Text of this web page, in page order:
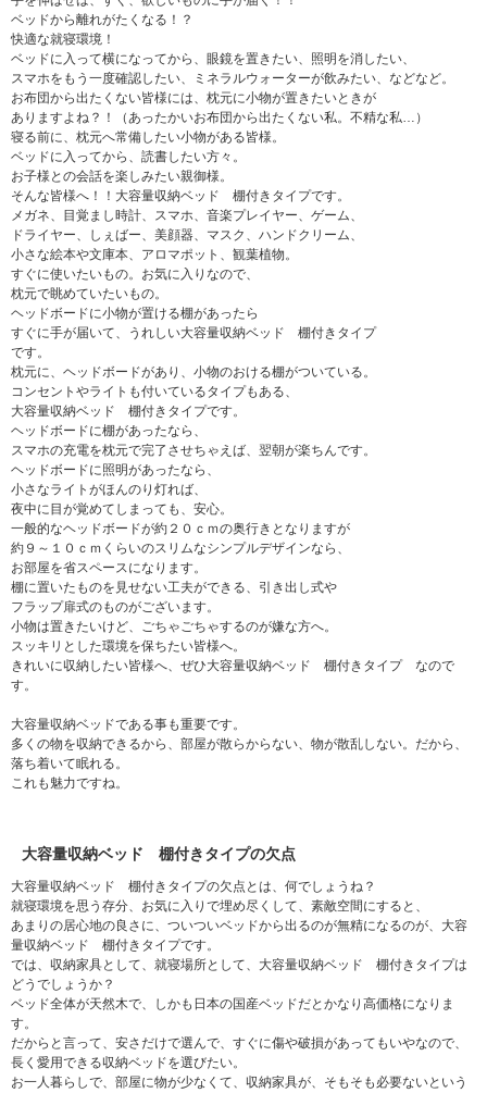
ベッドから離れがたくなる！？
快適な就寝環境！
ベッドに入って横になってから、眼鏡を置きたい、照明を消したい、
スマホをもう一度確認したい、ミネラルウォーターが飲みたい、などなど。
お布団から出たくない皆様には、枕元に小物が置きたいときが
ありますよね？！（あったかいお布団から出たくない私。不精な私…）
寝る前に、枕元へ常備したい小物がある皆様。
ベッドに入ってから、読書したい方々。
お子様との会話を楽しみたい親御様。
そんな皆様へ！！大容量収納ベッド 棚付きタイプです。
メガネ、目覚まし時計、スマホ、音楽プレイヤー、ゲーム、
ドライヤー、しぇばー、美顔器、マスク、ハンドクリーム、
小さな絵本や文庫本、アロマポット、観葉植物。
すぐに使いたいもの。お気に入りなので、
枕元で眺めていたいもの。
ヘッドボードに小物が置ける棚があったら
すぐに手が届いて、うれしい大容量収納ベッド 棚付きタイプ
です。
枕元に、ヘッドボードがあり、小物のおける棚がついている。
コンセントやライトも付いているタイプもある、
大容量収納ベッド 棚付きタイプです。
ヘッドボードに棚があったなら、
スマホの充電を枕元で完了させちゃえば、翌朝が楽ちんです。
ヘッドボードに照明があったなら、
小さなライトがほんのり灯れば、
夜中に目が覚めてしまっても、安心。
一般的なヘッドボードが約２０ｃｍの奥行きとなりますが
約９～１０ｃｍくらいのスリムなシンプルデザインなら、
お部屋を省スペースになります。
棚に置いたものを見せない工夫ができる、引き出し式や
フラップ扉式のものがございます。
小物は置きたいけど、ごちゃごちゃするのが嫌な方へ。
スッキリとした環境を保ちたい皆様へ。
きれいに収納したい皆様へ、ぜひ大容量収納ベッド 棚付きタイプ なので
す。
大容量収納ベッドである事も重要です。
多くの物を収納できるから、部屋が散らからない、物が散乱しない。だから、
落ち着いて眠れる。
これも魅力ですね。
大容量収納ベッド 棚付きタイプの欠点
大容量収納ベッド 棚付きタイプの欠点とは、何でしょうね？
就寝環境を思う存分、お気に入りで埋め尽くして、素敵空間にすると、
あまりの居心地の良さに、ついついベッドから出るのが無精になるのが、大容
量収納ベッド 棚付きタイプです。
では、収納家具として、就寝場所として、大容量収納ベッド 棚付きタイプは
どうでしょうか？
ベッド全体が天然木で、しかも日本の国産ベッドだとかなり高価格になりま
す。
だからと言って、安さだけで選んで、すぐに傷や破損があってもいやなので、
長く愛用できる収納ベッドを選びたい。
お一人暮らしで、部屋に物が少なくて、収納家具が、そもそも必要ないという